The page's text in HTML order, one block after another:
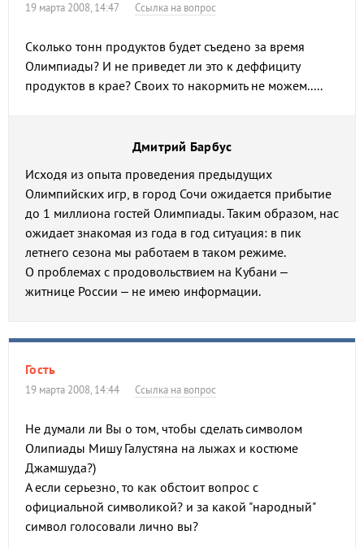
19 марта 2008, 14:47 Ссылка на вопрос
Сколько тонн продуктов будет съедено за время
Олимпиады? И не приведет ли это к деффициту
продуктов в крае? Своих то накормить не можем.....
Дмитрий Барбус
Исходя из опыта проведения предыдущих
Олимпийских игр, в город Сочи ожидается прибытие
до 1 миллиона гостей Олимпиады. Таким образом, нас
ожидает знакомая из года в год ситуация: в пик
летнего сезона мы работаем в таком режиме.
О проблемах с продовольствием на Кубани –
житнице России – не имею информации.
Гость
19 марта 2008, 14:44 Ссылка на вопрос
Не думали ли Вы о том, чтобы сделать символом
Олипиады Мишу Галустяна на лыжах и костюме
Джамшуда?)
А если серьезно, то как обстоит вопрос с
официальной символикой? и за какой "народный"
символ голосовали лично вы?